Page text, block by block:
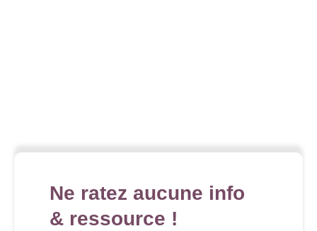
Ne ratez aucune info
& ressource !